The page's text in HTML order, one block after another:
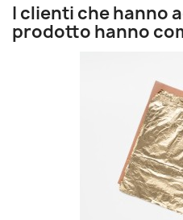
I clienti che hanno
prodotto hanno